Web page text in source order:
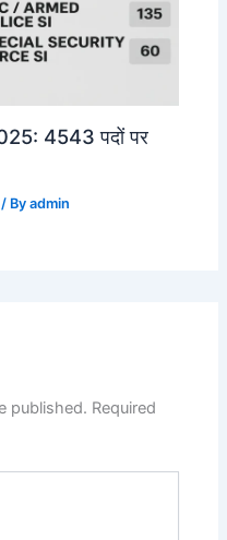
4543 पदों पर
Byadmin
published. Required